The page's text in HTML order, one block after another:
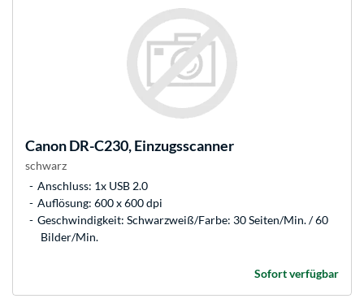
CanonDR-C230, Einzugsscanner
schwarz
Anschluss: 1x USB 2.0
Auflösung: 600 x 600 dpi
Geschwindigkeit: Schwarzweiß/Farbe: 30 Seiten/Min. / 60
Bilder/Min.
Sofort verfügbar